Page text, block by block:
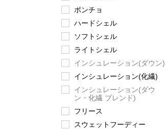
ポンチョ
ハードシェル
ソフトシェル
ライトシェル
インシュレーション(ダウン)
インシュレーション(化繊)
インシュレーション(ダウ
ン・化繊 ブレンド)
フリース
スウェットフーディー